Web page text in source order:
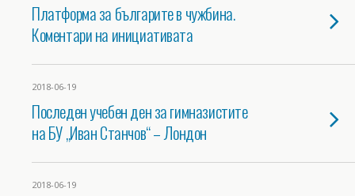
Платформа за българите в чужбина.
Коментари на инициативата
2018-06-19
Последен учебен ден за гимназистите
на БУ „Иван Станчов“ – Лондон
2018-06-19